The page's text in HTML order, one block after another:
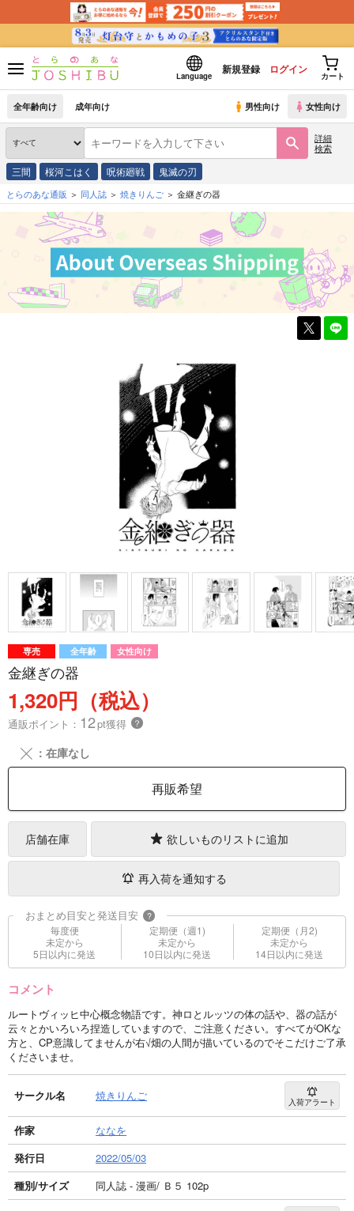
Language
新規登録 ログイン
カート
全年齢向け 成年向け 男性向け 女性向け
詳細
検索
三間 桜河こはく 呪術廻戦 鬼滅の刃
とらのあな通販 同人誌 焼きりんご 金継ぎの器
専売 全年齢 女性向け
金継ぎの器
1,320円（税込）
通販ポイント： 12pt獲得 ？
╳ ：在庫なし
再販希望
店舗在庫 欲しいものリストに追加
再入荷を通知する
おまとめ目安と発送目安 ?
毎度便
未定から
5日以内に発送
定期便（週1)
未定から
10日以内に発送
定期便（月2)
未定から
14日以内に発送
コメント
ルートヴィッヒ中心概念物語です。神ロとルッツの体の話や、器の話が
云々とかいろいろ捏造していますので、ご注意ください。すべてがOKな
方と、CP意識してませんが右√畑の人間が描いているのでそこだけご了承
くださいませ。
サークル名 焼きりんご 入荷アラート
作家
ななを
発行日
2022/05/03
種別/サイズ
同人誌 - 漫画/ Ｂ５ 102p